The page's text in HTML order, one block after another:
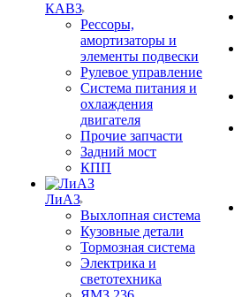
КАВЗ
Рессоры,
амортизаторы и
элементы подвески
Рулевое управление
Система питания и
охлаждения
двигателя
Прочие запчасти
Задний мост
КПП
ЛиАЗ
Выхлопная система
Кузовные детали
Тормозная система
Электрика и
светотехника